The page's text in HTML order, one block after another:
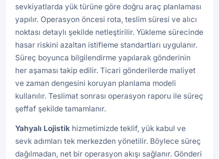
sevkiyatlarda yük türüne göre doğru araç planlaması
yapılır. Operasyon öncesi rota, teslim süresi ve alıcı
noktası detaylı şekilde netleştirilir. Yükleme sürecinde
hasar riskini azaltan istifleme standartları uygulanır.
Süreç boyunca bilgilendirme yapılarak gönderinin
her aşaması takip edilir. Ticari gönderilerde maliyet
ve zaman dengesini koruyan planlama modeli
kullanılır. Teslimat sonrası operasyon raporu ile süreç
şeffaf şekilde tamamlanır.
Yahyalı Lojistik hizmetimizde teklif, yük kabul ve
sevk adımları tek merkezden yönetilir. Böylece süreç
dağılmadan, net bir operasyon akışı sağlanır. Gönderi